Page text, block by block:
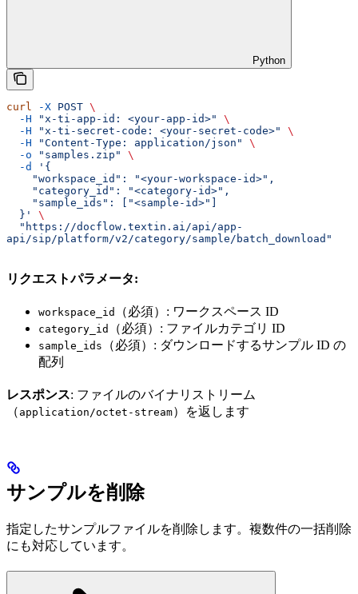
Python
curl -X POST \
  -H
"x-ti-app-id: <your-app-id>"
\
  -H
"x-ti-secret-code: <your-secret-code>"
\
  -H
"Content-Type: application/json"
\
  -o
"samples.zip"
\
  -d
'{
    "workspace_id": "<your-workspace-id>",
    "category_id": "<category-id>",
    "sample_ids": ["<sample-id>"]
  }'
\
api/sip/platform/v2/category/sample/batch_download"
リクエストパラメータ:
workspace_id （必須）: ワークスペース ID
category_id （必須）: ファイルカテゴリ ID
sample_ids
（必須）: ダウンロードするサンプル ID の
配列
レスポンス: ファイルのバイナリストリーム
（ application/octet-stream）を返します
サンプルを削除
指定したサンプルファイルを削除します。複数件の一括削除
にも対応しています。